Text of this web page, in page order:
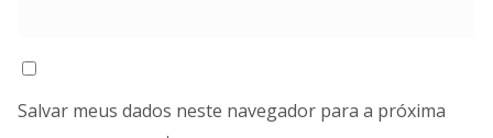
Salvar meus dados neste navegador para a próxima